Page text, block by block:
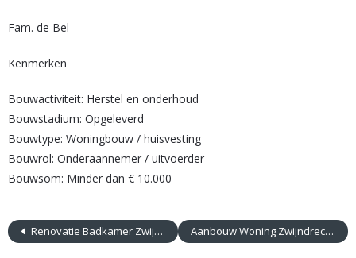
Fam. de Bel
Kenmerken
Bouwactiviteit: Herstel en onderhoud
Bouwstadium: Opgeleverd
Bouwtype: Woningbouw / huisvesting
Bouwrol: Onderaannemer / uitvoerder
Bouwsom: Minder dan € 10.000
Renovatie Badkamer Zwijndrecht Aanbouw Woning Zwijndrecht